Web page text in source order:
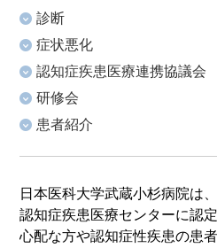
診断
症状悪化
認知症疾患医療連携協議会
研修会
患者紹介
日本医科大学武蔵小杉病院は
認知症疾患医療センターに認
心配な方や認知症性疾患の患